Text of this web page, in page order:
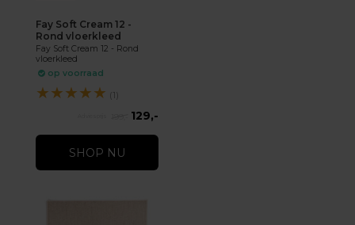
Fay Soft Cream 12 -
Rond vloerkleed
Fay Soft Cream 12 - Rond
vloerkleed
op voorraad
★★★★★ (1)
129,-
SHOP NU